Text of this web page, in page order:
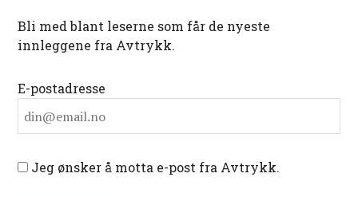
Bli med blant leserne som får de nyeste
innleggene fra Avtrykk.
E-postadresse
Jeg ønsker å motta e-post fra Avtrykk.